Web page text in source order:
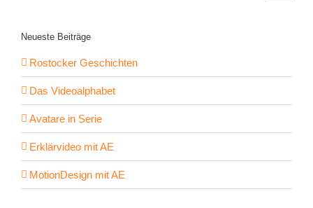
Neueste Beiträge
Rostocker Geschichten
Das Videoalphabet
Avatare in Serie
Erklärvideo mit AE
MotionDesign mit AE